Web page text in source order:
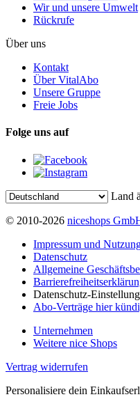
Wir und unsere Umwelt
Rückrufe
Über uns
Kontakt
Über VitalAbo
Unsere Gruppe
Freie Jobs
Folge uns auf
Land
© 2010-2026 niceshops
Impressum und
Datenschutz
Allgemeine
Datenschutz-
Abo-Verträge hier
Unternehmen
Weitere nice Shops
Vertrag widerrufen
Personalisiere dein